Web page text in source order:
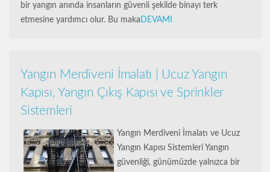
bir yangın anında insanların güvenli şekilde binayı terk
etmesine yardımcı olur. Bu maka DEVAMI
Yangın Merdiveni İmalatı | Ucuz Yangın
Kapısı, Yangın Çıkış Kapısı ve Sprinkler
Sistemleri
Yangın Merdiveni İmalatı ve Ucuz
Yangın Kapısı Sistemleri Yangın
güvenliği, günümüzde yalnızca bir